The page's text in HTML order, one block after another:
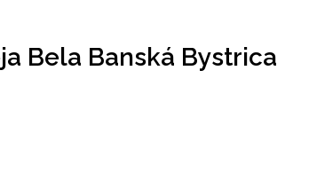
Bela Banská Bystrica